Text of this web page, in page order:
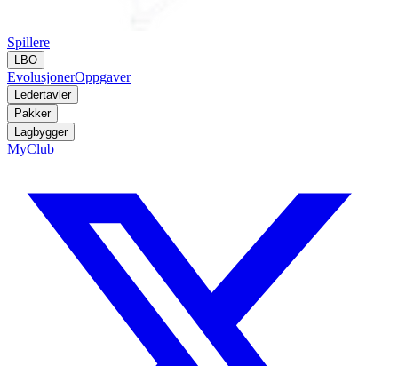
Spillere
LBO
EvolusjonerOppgaver
Ledertavler
Pakker
Lagbygger
MyClub